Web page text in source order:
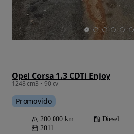
Opel Corsa 1.3 CDTi Enjoy
1248 cm3 • 90 cv
Promovido
200 000 km Diesel
2011